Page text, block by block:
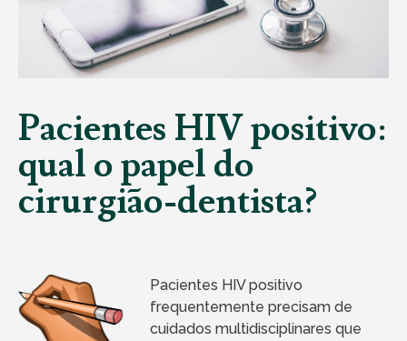
Pacientes HIV positivo:
qual o papel do
cirurgião-dentista?
Pacientes HIV positivo
frequentemente precisam de
cuidados multidisciplinares que